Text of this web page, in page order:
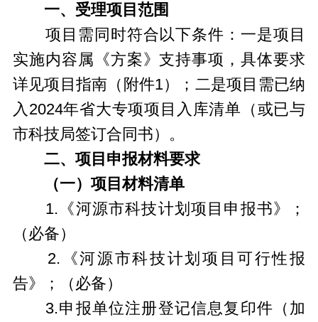
一、受理项目范围
项目需同时符合以下条件：一是项目
实施内容属《方案》支持事项，具体要求
详见项目指南（附件1）；二是项目需已纳
入2024年省大专项项目入库清单（或已与
市科技局签订合同书）。
二、项目申报材料要求
（一）项目材料清单
1.《河源市科技计划项目申报书》；
（必备）
2.《河源市科技计划项目可行性报
告》；（必备）
3.申报单位注册登记信息复印件（加